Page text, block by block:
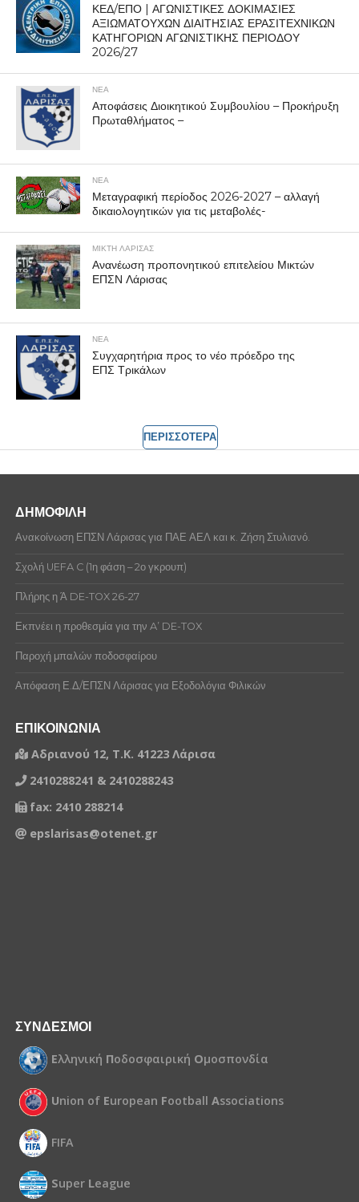
ΚΕΔ/ΕΠΟ | ΑΓΩΝΙΣΤΙΚΕΣ ΔΟΚΙΜΑΣΙΕΣ
ΑΞΙΩΜΑΤΟΥΧΩΝ ΔΙΑΙΤΗΣΙΑΣ ΕΡΑΣΙΤΕΧΝΙΚΩΝ
ΚΑΤΗΓΟΡΙΩΝ ΑΓΩΝΙΣΤΙΚΗΣ ΠΕΡΙΟΔΟΥ
2026/27
ΝΕΑ
Αποφάσεις Διοικητικού Συμβουλίου – Προκήρυξη
Πρωταθλήματος –
ΝΕΑ
Μεταγραφική περίοδος 2026-2027 – αλλαγή
δικαιολογητικών για τις μεταβολές-
ΜΙΚΤΗ ΛΑΡΙΣΑΣ
Ανανέωση προπονητικού επιτελείου Μικτών
ΕΠΣΝ Λάρισας
ΝΕΑ
Συγχαρητήρια προς το νέο πρόεδρο της
ΕΠΣ Τρικάλων
ΠΕΡΙΣΣΟΤΕΡΑ
ΔΗΜΟΦΙΛΗ
Ανακοίνωση ΕΠΣΝ Λάρισας για ΠΑΕ ΑΕΛ και κ. Ζήση Στυλιανό.
Σχολή UEFA C (1η φάση – 2ο γκρουπ)
Πλήρης η Ά DE-TOX 26-27
Εκπνέει η προθεσμία για την A’ DE-TOX
Παροχή μπαλών ποδοσφαίρου
Απόφαση Ε.Δ/ΕΠΣΝ Λάρισας για Εξοδολόγια Φιλικών
ΕΠΙΚΟΙΝΩΝΙΑ
Αδριανού 12, Τ.Κ. 41223 Λάρισα
2410288241 & 2410288243
fax: 2410 288214
epslarisas@otenet.gr
ΣΥΝΔΕΣΜΟΙ
Ελληνική Ποδοσφαιρική Ομοσπονδία
Union of European Football Associations
FIFA
Super League